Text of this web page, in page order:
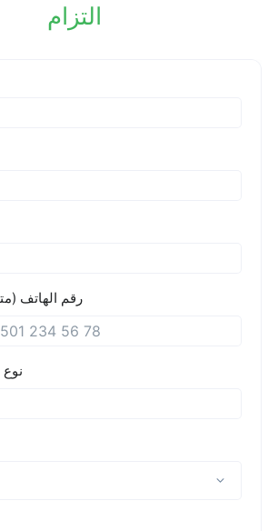
التزام